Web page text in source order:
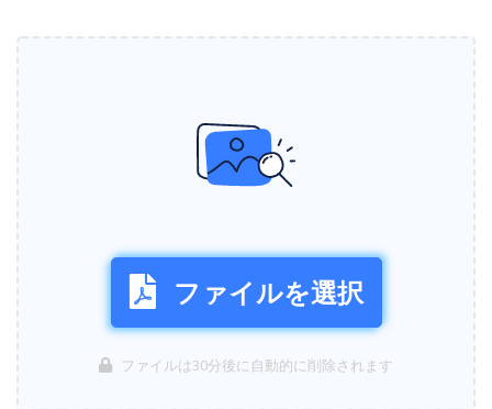
ファイルを選択
ファイルは30分後に自動的に削除されます